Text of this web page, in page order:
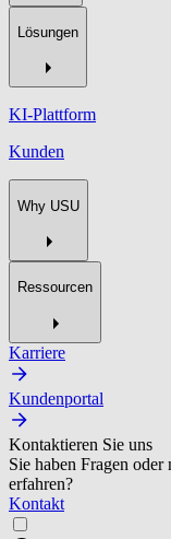
Lösungen
KI-Plattform
Kunden
Why USU
Ressourcen
Karriere
Kundenportal
Kontaktieren Sie uns
Sie haben Fragen
erfahren?
Kontakt